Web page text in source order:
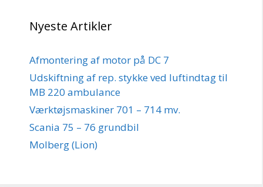
Nyeste Artikler
Afmontering af motor på DC 7
Udskiftning af rep. stykke ved luftindtag til
MB 220 ambulance
Værktøjsmaskiner 701 – 714 mv.
Scania 75 – 76 grundbil
Molberg (Lion)